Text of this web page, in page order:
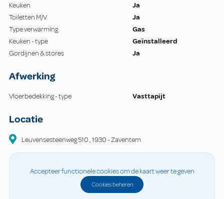
Keuken
Ja
Toiletten M/V
Ja
Type verwarming
Gas
Keuken - type
Geïnstalleerd
Gordijnen & stores
Ja
Afwerking
Vloerbedekking - type Vasttapijt
Locatie
Leuvensesteenweg510 ,1930-Zaventem
Accepteer functionele cookies om de kaart weer te geven
Cookies beheren